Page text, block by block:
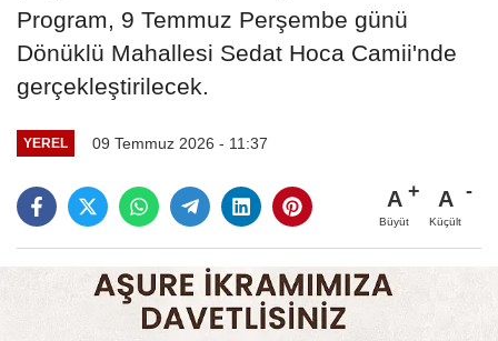
Program, 9 Temmuz Perşembe günü
Dönüklü Mahallesi Sedat Hoca Camii'nde
gerçekleştirilecek.
YEREL 09 Temmuz 2026 - 11:37
A
Büyüt
A
Küçült